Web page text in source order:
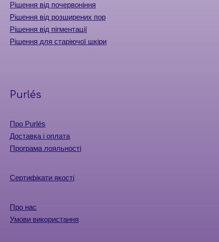
Рішення від почервоніння
Рішення від розширених пор
Рішення від пігментації
Рішення для старіючої шкіри
Purlés
Про Purlés
Доставка і оплата
Програма лояльності
Сертифікати якості
Про нас
Умови використання